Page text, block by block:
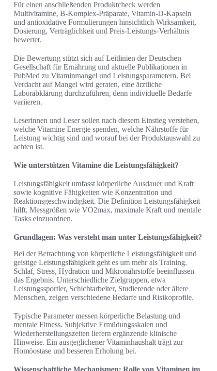
Für einen anschließenden Produktcheck werden
Multivitamine, B-Komplex-Präparate, Vitamin-D-Kapseln
und antioxidative Formulierungen hinsichtlich Wirksamkeit,
Dosierung, Verträglichkeit und Preis-Leistungs-Verhältnis
bewertet.
Die Bewertung stützt sich auf Leitlinien der Deutschen
Gesellschaft für Ernährung und aktuelle Publikationen in
PubMed zu Vitaminmangel und Leistungsparametern. Bei
Verdacht auf Mangel wird geraten, eine ärztliche
Laborabklärung durchzuführen, denn individuelle Bedarfe
variieren.
Leserinnen und Leser sollen nach diesem Einstieg verstehen,
welche Vitamine Energie spenden, welche Nährstoffe für
Leistung wichtig sind und worauf bei der Produktauswahl zu
achten ist.
Wie unterstützen Vitamine die Leistungsfähigkeit?
Leistungsfähigkeit umfasst körperliche Ausdauer und Kraft
sowie kognitive Fähigkeiten wie Konzentration und
Reaktionsgeschwindigkeit. Die Definition Leistungsfähigkeit
hilft, Messgrößen wie VO2max, maximale Kraft und mentale
Tasks einzuordnen.
Grundlagen: Was versteht man unter Leistungsfähigkeit?
Bei der Betrachtung von körperliche Leistungsfähigkeit und
geistige Leistungsfähigkeit geht es um mehr als Training.
Schlaf, Stress, Hydration und Mikronährstoffe beeinflussen
das Ergebnis. Unterschiedliche Zielgruppen, etwa
Leistungssportler, Schichtarbeiter, Studierende oder ältere
Menschen, zeigen verschiedene Bedarfe und Risikoprofile.
Typische Parameter messen körperliche Belastung und
mentale Fitness. Subjektive Ermüdungsskalen und
Wiederherstellungszeiten liefern ergänzende klinische
Hinweise. Ein ausgeglichener Vitaminhaushalt trägt zur
Homöostase und besseren Erholung bei.